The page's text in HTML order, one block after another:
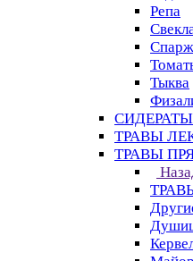
Репа
Тыква
СИДЕРАТЫ
ТРАВЫ
ТРАВЫ